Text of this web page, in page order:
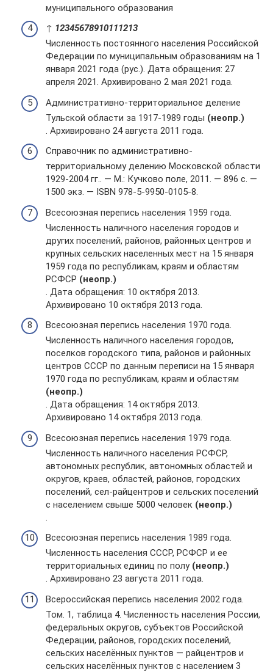
муниципального образования
↑ 12345678910111213
Численность постоянного населения Российской
Федерации по муниципальным образованиям на 1
января 2021 года (рус.). Дата обращения: 27
апреля 2021. Архивировано 2 мая 2021 года.
Административно-территориальное деление
Тульской области за 1917-1989 годы (неопр.)
. Архивировано 24 августа 2011 года.
Справочник по административно-
территориальному делению Московской области
1929-2004 гг.. — М.: Кучково поле, 2011. — 896 с. —
1500 экз. — ISBN 978-5-9950-0105-8.
Всесоюзная перепись населения 1959 года.
Численность наличного населения городов и
других поселений, районов, районных центров и
крупных сельских населенных мест на 15 января
1959 года по республикам, краям и областям
РСФСР (неопр.)
. Дата обращения: 10 октября 2013.
Архивировано 10 октября 2013 года.
Всесоюзная перепись населения 1970 года.
Численность наличного населения городов,
поселков городского типа, районов и районных
центров СССР по данным переписи на 15 января
1970 года по республикам, краям и областям
(неопр.)
. Дата обращения: 14 октября 2013.
Архивировано 14 октября 2013 года.
Всесоюзная перепись населения 1979 года.
Численность наличного населения РСФСР,
автономных республик, автономных областей и
округов, краев, областей, районов, городских
поселений, сел-райцентров и сельских поселений
с населением свыше 5000 человек (неопр.)
.
Всесоюзная перепись населения 1989 года.
Численность населения СССР, РСФСР и ее
территориальных единиц по полу (неопр.)
. Архивировано 23 августа 2011 года.
Всероссийская перепись населения 2002 года.
Том. 1, таблица 4. Численность населения России,
федеральных округов, субъектов Российской
Федерации, районов, городских поселений,
сельских населённых пунктов — райцентров и
сельских населённых пунктов с населением 3